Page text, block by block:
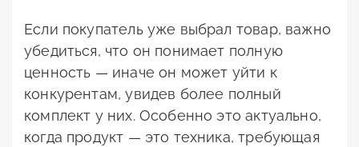
Если покупатель уже выбрал товар, важно
убедиться, что он понимает полную
ценность — иначе он может уйти к
конкурентам, увидев более полный
комплект у них. Особенно это актуально,
когда продукт — это техника, требующая